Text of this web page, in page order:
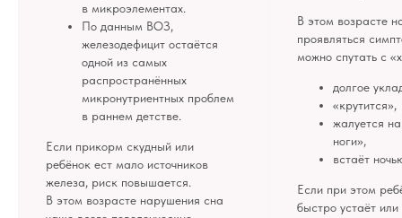
в микроэлементах.
По данным ВОЗ,
железодефицит остаётся
одной из самых
распространённых
микронутриентных проблем
в раннем детстве.
Если прикорм скудный или
ребёнок ест мало источников
железа, риск повышается.
В этом возрасте нарушения сна
В этом возрасте
проявляться
можно спутать с
долгое
«крутится»,
жалуется
ноги»,
встаёт
Если при этом
быстро устаёт